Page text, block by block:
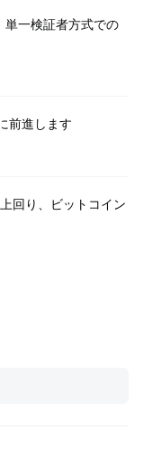
単一検証者方式での
前進します
回り、ビットコイン